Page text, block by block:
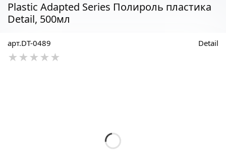
Plastic Adapted Series Полироль пластика
Detail, 500мл
арт.DT-0489 Detail
★★★★★
★★★★★
★★★★★